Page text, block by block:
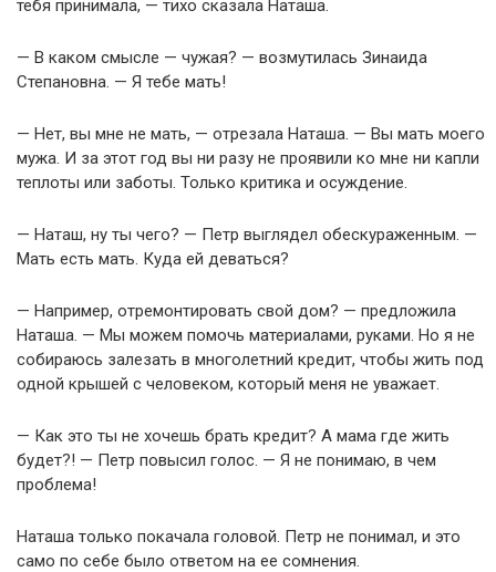
тебя принимала, — тихо сказала Наташа.
— В каком смысле — чужая? — возмутилась Зинаида
Степановна. — Я тебе мать!
— Нет, вы мне не мать, — отрезала Наташа. — Вы мать моего
мужа. И за этот год вы ни разу не проявили ко мне ни капли
теплоты или заботы. Только критика и осуждение.
— Наташ, ну ты чего? — Петр выглядел обескураженным. —
Мать есть мать. Куда ей деваться?
— Например, отремонтировать свой дом? — предложила
Наташа. — Мы можем помочь материалами, руками. Но я не
собираюсь залезать в многолетний кредит, чтобы жить под
одной крышей с человеком, который меня не уважает.
— Как это ты не хочешь брать кредит? А мама где жить
будет?! — Петр повысил голос. — Я не понимаю, в чем
проблема!
Наташа только покачала головой. Петр не понимал, и это
само по себе было ответом на ее сомнения.